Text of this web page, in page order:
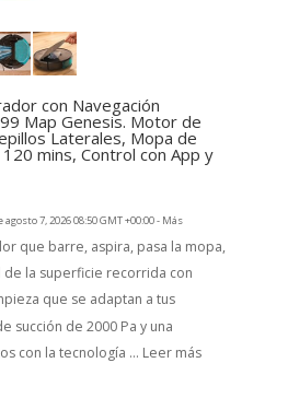
con Navegación
Map Genesis. Motor de
Laterales, Mopa de
mins, Control con App y
7, 2026 08:50 GMT +00:00 - Más
que barre, aspira, pasa la mopa,
la superficie recorrida con
que se adaptan a tus
succión de 2000 Pa y una
con la tecnología ... Leer más